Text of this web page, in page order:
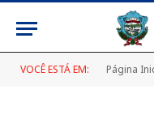
VOCÊ ESTÁ EM: Página